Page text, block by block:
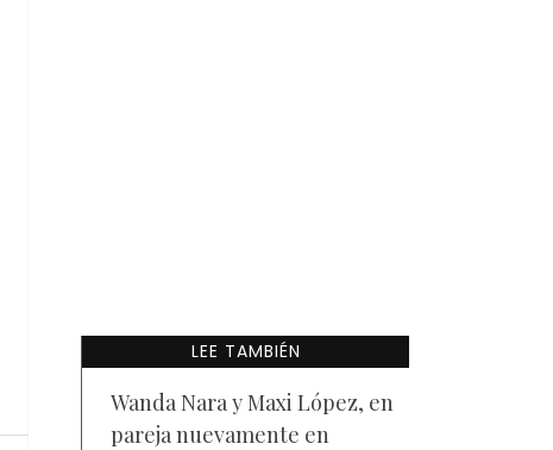
LEE TAMBIÉN
Wanda Nara y Maxi López, en
pareja nuevamente en